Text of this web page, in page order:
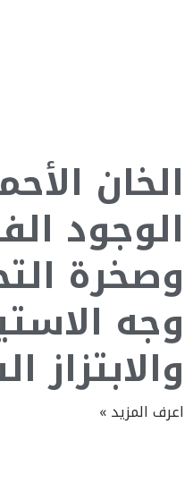
الخان
الوجود
وصخرة
وجه
اعرف المزيد »